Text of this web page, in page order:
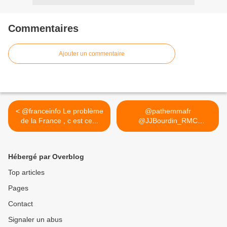
Commentaires
Ajouter un commentaire
< @franceinfo Le problème
de la France , c est ce...
@pathemmafr
@JJBourdin_RMC
@alexiscorbiere... >
Hébergé par Overblog
Top articles
Pages
Contact
Signaler un abus